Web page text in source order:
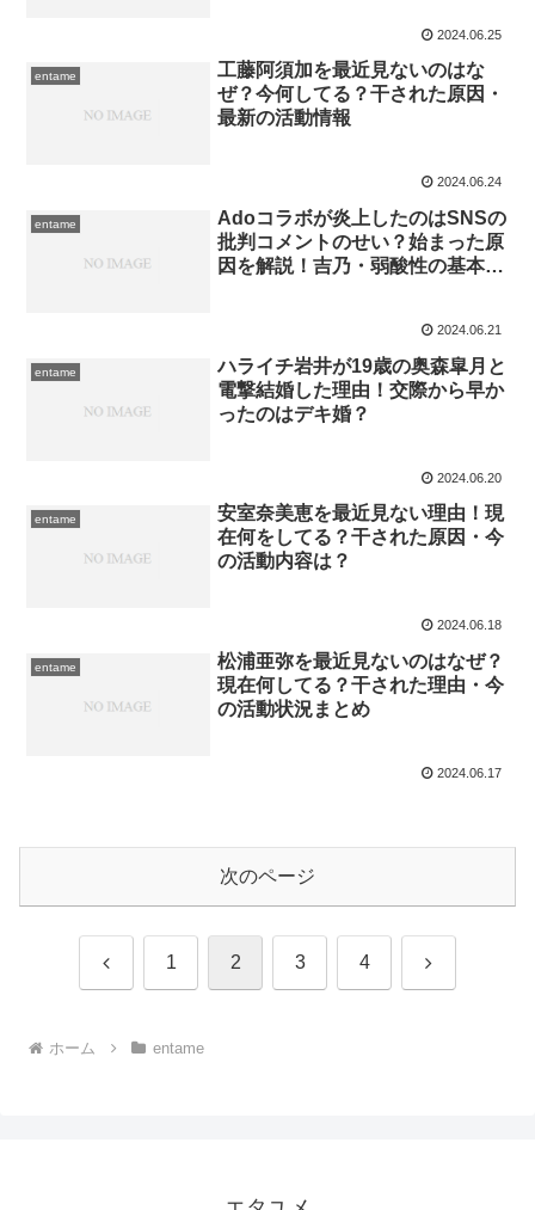
2024.06.25
entame
工藤阿須加を最近見ないのはな
ぜ？今何してる？干された原因・
最新の活動情報
2024.06.24
entame
Adoコラボが炎上したのはSNSの
批判コメントのせい？始まった原
因を解説！吉乃・弱酸性の基本情
2024.06.21
entame
ハライチ岩井が19歳の奥森皐月と
電撃結婚した理由！交際から早か
ったのはデキ婚？
2024.06.20
entame
安室奈美恵を最近見ない理由！現
在何をしてる？干された原因・今
の活動内容は？
2024.06.18
entame
松浦亜弥を最近見ないのはなぜ？
現在何してる？干された理由・今
の活動状況まとめ
2024.06.17
次のページ
前 1 2 3 4 次
ホーム entame